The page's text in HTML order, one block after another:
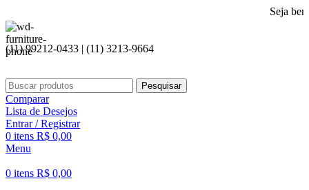
Seja bem
(11) 99212-0433 | (11) 3213-9664
Pesquisar
Comparar
Lista de Desejos
Entrar / Registrar
0 itens R$ 0,00
Menu
0 itens R$ 0,00